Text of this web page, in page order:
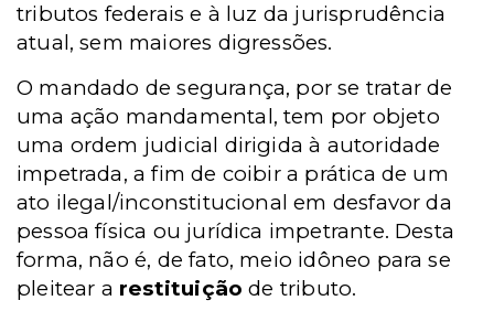
tributos federais e à luz da jurisprudência
atual, sem maiores digressões.
O mandado de segurança, por se tratar de
uma ação mandamental, tem por objeto
uma ordem judicial dirigida à autoridade
impetrada, a fim de coibir a prática de um
ato ilegal/inconstitucional em desfavor da
pessoa física ou jurídica impetrante. Desta
forma, não é, de fato, meio idôneo para se
pleitear a restituição de tributo.